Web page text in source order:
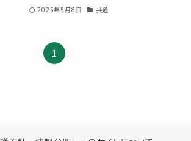
2025年5月8日 共通
1